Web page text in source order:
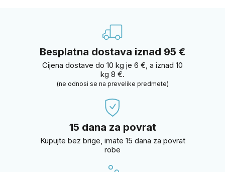
Besplatna dostava iznad 95 €
Cijena dostave do 10 kg je 6 €, a iznad 10
kg 8 €.
(ne odnosi se na prevelike predmete)
15 dana za povrat
Kupujte bez brige, imate 15 dana za povrat
robe